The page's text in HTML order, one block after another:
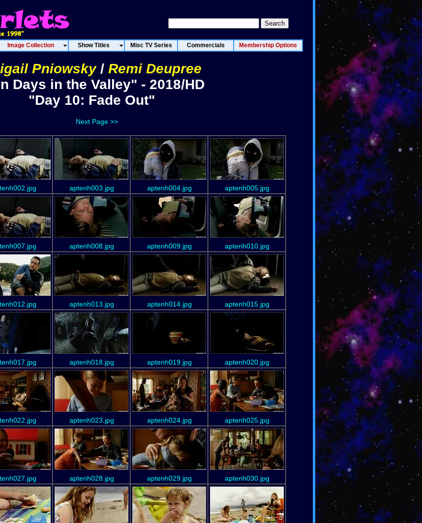
Image Collection Show Titles Misc TV Series Commercials Membership Options
Pniowsky/ Remi Deupree
Days in the Valley" - 2018/HD
"Day 10: Fade Out"
Next Page >>
aptenh003.jpg aptenh004.jpg aptenh005.jpg
aptenh008.jpg aptenh009.jpg aptenh010.jpg
aptenh013.jpg aptenh014.jpg aptenh015.jpg
aptenh018.jpg aptenh019.jpg aptenh020.jpg
aptenh023.jpg aptenh024.jpg aptenh025.jpg
aptenh028.jpg aptenh029.jpg aptenh030.jpg